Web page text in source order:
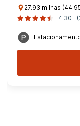
27.93 milhas
4.30